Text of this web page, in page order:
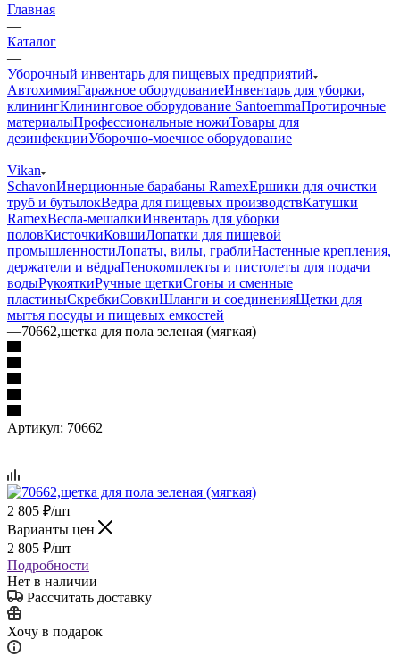
Главная
—
Каталог
—
Уборочный инвентарь для пищевых предприятий
АвтохимияГаражное оборудованиеИнвентарь для уборки,
клинингКлининговое оборудование SantoemmaПротирочные
материалыПрофессиональные ножиТовары для
дезинфекцииУборочно-моечное оборудование
—
Vikan
SchavonИнерционные барабаны RamexЕршики для очистки
труб и бутылокВедра для пищевых производствКатушки
RamexВесла-мешалкиИнвентарь для уборки
половКисточкиКовшиЛопатки для пищевой
промышленностиЛопаты, вилы, граблиНастенные крепления,
держатели и вёдраПенокомплекты и пистолеты для подачи
водыРукояткиРучные щеткиСгоны и сменные
пластиныСкребкиСовкиШланги и соединенияЩетки для
мытья посуды и пищевых емкостей
—70662,щетка для пола зеленая (мягкая)
Артикул: 70662
2 805 ₽/шт
Варианты цен
2 805 ₽/шт
Подробности
Нет в наличии
Рассчитать доставку
Хочу в подарок